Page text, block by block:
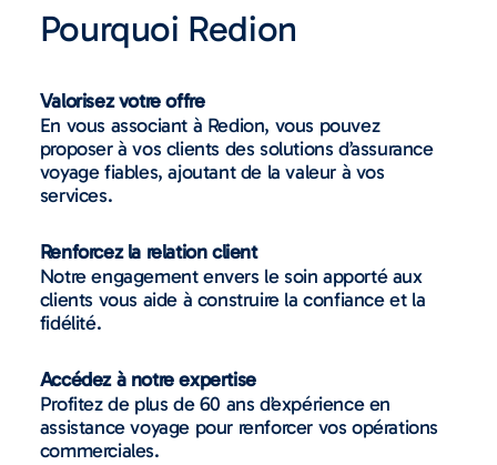
Pourquoi Redion
Valorisez votre offre
En vous associant à Redion, vous pouvez
proposer à vos clients des solutions d’assurance
voyage fiables, ajoutant de la valeur à vos
services.
Renforcez la relation client
Notre engagement envers le soin apporté aux
clients vous aide à construire la confiance et la
fidélité.
Accédez à notre expertise
Profitez de plus de 60 ans d’expérience en
assistance voyage pour renforcer vos opérations
commerciales.